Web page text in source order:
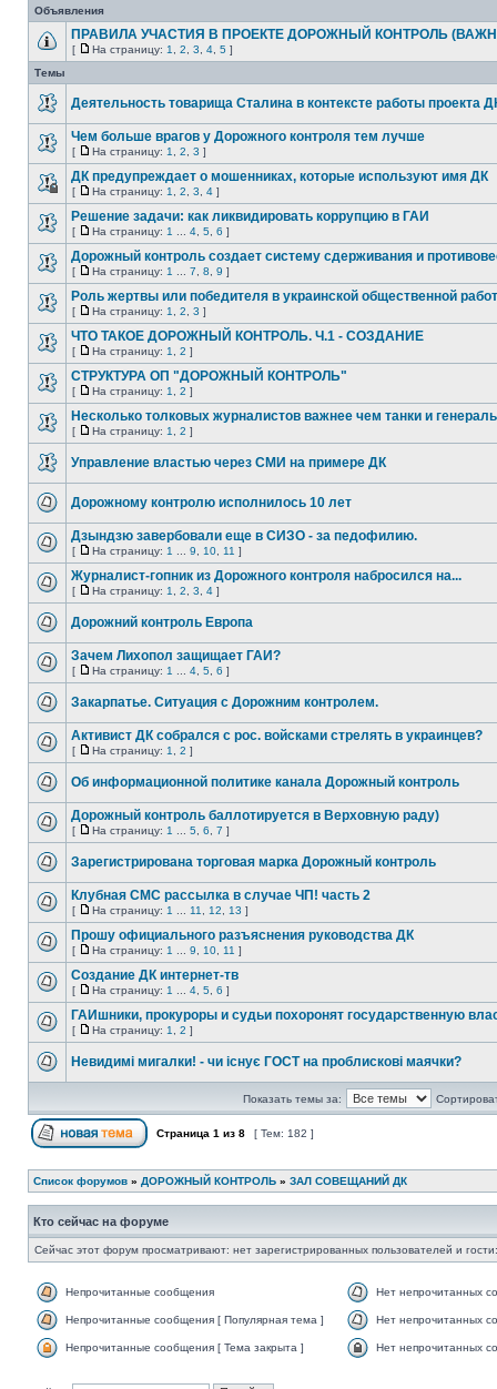
Объявления
ПРАВИЛА УЧАСТИЯ В ПРОЕКТЕ ДОРОЖНЫЙ КОНТРОЛЬ
[ На страницу: 1 2 3 4 5 ]
Темы
Деятельность товарища Сталина в контексте работы проекта
Чем больше врагов у Дорожного контроля тем лучше
[ На страницу: 1 2 3 ]
ДК предупреждает о мошенниках, которые используют имя ДК
[ На страницу: 1 2 3 4 ]
Решение задачи: как ликвидировать коррупцию в ГАИ
[ На страницу: 1 4 5 6 ]
Дорожный контроль создает систему сдерживания и
[ На страницу: 1 7 8 9 ]
Роль жертвы или победителя в украинской общественной
[ На страницу: 1 2 3 ]
ЧТО ТАКОЕ ДОРОЖНЫЙ КОНТРОЛЬ. Ч.1 - СОЗДАНИЕ
[ На страницу: 1 2 ]
СТРУКТУРА ОП "ДОРОЖНЫЙ КОНТРОЛЬ"
[ На страницу: 1 2 ]
Несколько толковых журналистов важнее чем танки и
[ На страницу: 1 2 ]
Управление властью через СМИ на примере ДК
Дорожному контролю исполнилось 10 лет
Дзындзю завербовали еще в СИЗО - за педофилию.
[ На страницу: 1 9 10 11 ]
Журналист-гопник из Дорожного контроля набросился на...
[ На страницу: 1 2 3 4 ]
Дорожний контроль Европа
Зачем Лихопол защищает ГАИ?
[ На страницу: 1 4 5 6 ]
Закарпатье. Ситуация с Дорожним контролем.
Активист ДК собрался с рос. войсками стрелять в украинцев?
[ На страницу: 1 2 ]
Об информационной политике канала Дорожный контроль
Дорожный контроль баллотируется в Верховную раду)
[ На страницу: 1 5 6 7 ]
Зарегистрирована торговая марка Дорожный контроль
Клубная СМС рассылка в случае ЧП! часть 2
[ На страницу: 1 11 12 13 ]
Прошу официального разъяснения руководства ДК
[ На страницу: 1 9 10 11 ]
Создание ДК интернет-тв
[ На страницу: 1 4 5 6 ]
ГАИшники, прокуроры и судьи похоронят государственную
[ На страницу: 1 2 ]
Невидимі мигалки! - чи існує ГОСТ на проблискові маячки?
Показать темы за:
Страница 1 из 8 [ Тем: 182 ]
Список форумов » ДОРОЖНЫЙ КОНТРОЛЬ » ЗАЛ СОВЕЩАНИЙ ДК
Кто сейчас на форуме
Сейчас этот форум просматривают: нет зарегистрированных пользователей и
Непрочитанные сообщения Нет непрочитанных
Непрочитанные сообщения [ Популярная тема ] Нет непрочитанных
Непрочитанные сообщения [ Тема закрыта ] Нет непрочитанных